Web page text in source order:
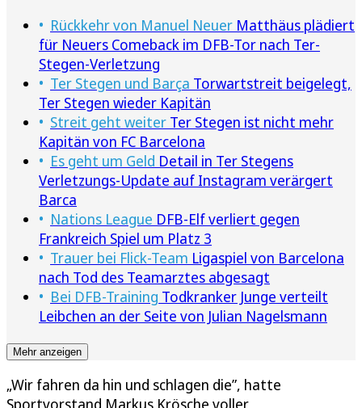
Rückkehr von Manuel Neuer Matthäus plädiert
für Neuers Comeback im DFB-Tor nach Ter-
Stegen-Verletzung
Ter Stegen und Barça Torwartstreit beigelegt,
Ter Stegen wieder Kapitän
Streit geht weiter Ter Stegen ist nicht mehr
Kapitän von FC Barcelona
Es geht um Geld Detail in Ter Stegens
Verletzungs-Update auf Instagram verärgert
Barca
Nations League DFB-Elf verliert gegen
Frankreich Spiel um Platz 3
Trauer bei Flick-Team Ligaspiel von Barcelona
nach Tod des Teamarztes abgesagt
Bei DFB-Training Todkranker Junge verteilt
Leibchen an der Seite von Julian Nagelsmann
Mehr anzeigen
„Wir fahren da hin und schlagen die”, hatte